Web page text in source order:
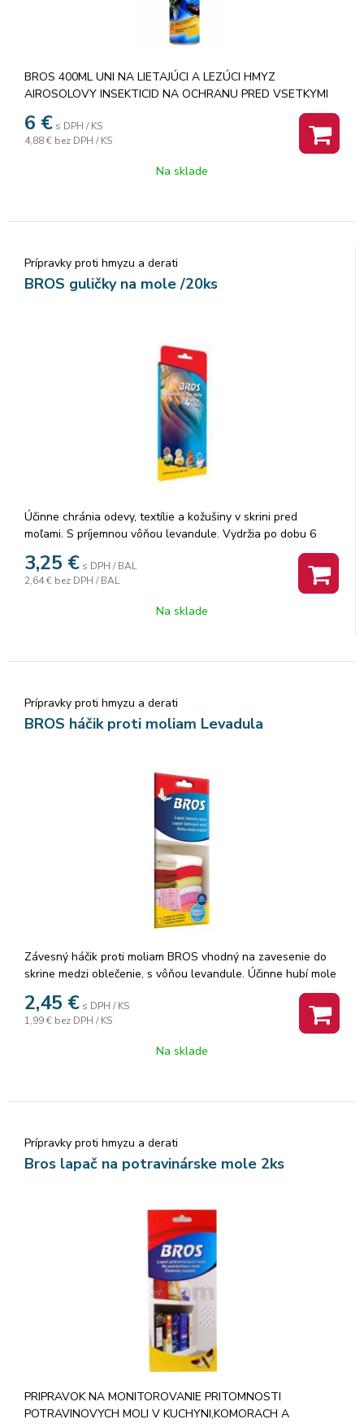
BROS 400ML UNI NA LIETAJÚCI A LEZÚCI HMYZ
AIROSOLOVY INSEKTICID NA OCHRANU PRED VSETKYMI
DRUHMI HMYZU.AKTIVNE ELEKTROSTATICKE MOLEKULY
OBSIAHNUTE V PRIPRAVKU ZVYSUJU JEHO UCINOK
6 € s DPH / KS
4,88 € bez DPH / KS
Na sklade
Prípravky proti hmyzu a derati
BROS guličky na mole /20ks
Účinne chránia odevy, textílie a kožušiny v skrini pred
moľami. S príjemnou vôňou levandule. Vydržia po dobu 6
mesiacov. Každá guľôčka je umiestnená v samostatnom
perforovanom sáčku, čo uľahčuje použitie. Umiestnite do
skrine, zásuvky či komody.
3,25 € s DPH / BAL
2,64 € bez DPH / BAL
Na sklade
Prípravky proti hmyzu a derati
BROS háčik proti moliam Levadula
Závesný háčik proti moliam BROS vhodný na zavesenie do
skrine medzi oblečenie, s vôňou levandule. Účinne hubí mole
mesiacov. POUŽITIE: Odstráňte obal a položte alebo zaveste
na požadované miesto. Jeden háčik pôsobí na 1m3.
2,45 € s DPH / KS
1,99 € bez DPH / KS
Na sklade
Prípravky proti hmyzu a derati
Bros lapač na potravinárske mole 2ks
PRIPRAVOK NA MONITOROVANIE PRITOMNOSTI
POTRAVINOVYCH MOLI V KUCHYNI,KOMORACH A